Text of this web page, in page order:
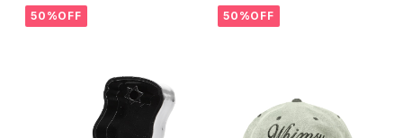
50%OFF 50%OFF